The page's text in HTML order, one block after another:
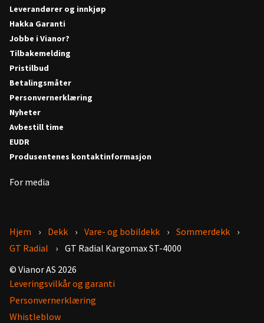
Leverandører og innkjøp
Hakka Garanti
Jobbe i Vianor?
Tilbakemelding
Pristilbud
Betalingsmåter
Personvernerklæring
Nyheter
Avbestill time
EUDR
Produsentenes kontaktinformasjon
For media
Hjem Dekk Vare- og bobildekk
Sommerdekk
GT Radial
GT Radial Kargomax ST-4000
© Vianor AS 2026
Leveringsvilkår og garanti
Personvernerklæring
Whistleblow